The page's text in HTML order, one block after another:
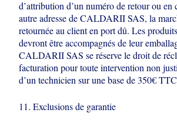
d’attribution d’un numéro de retour ou en
autre adresse de CALDARII SAS, la
retournée au client enport dû. Les
devront être accompagnés de leur
CALDARII SAS se réserve le droit de
facturation pour touteintervention non
d’un technicien sur une base de 350€
11. Exclusions de garantie